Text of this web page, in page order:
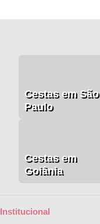
Cestas em São
Paulo
Cestas em
Goiânia
Institucional